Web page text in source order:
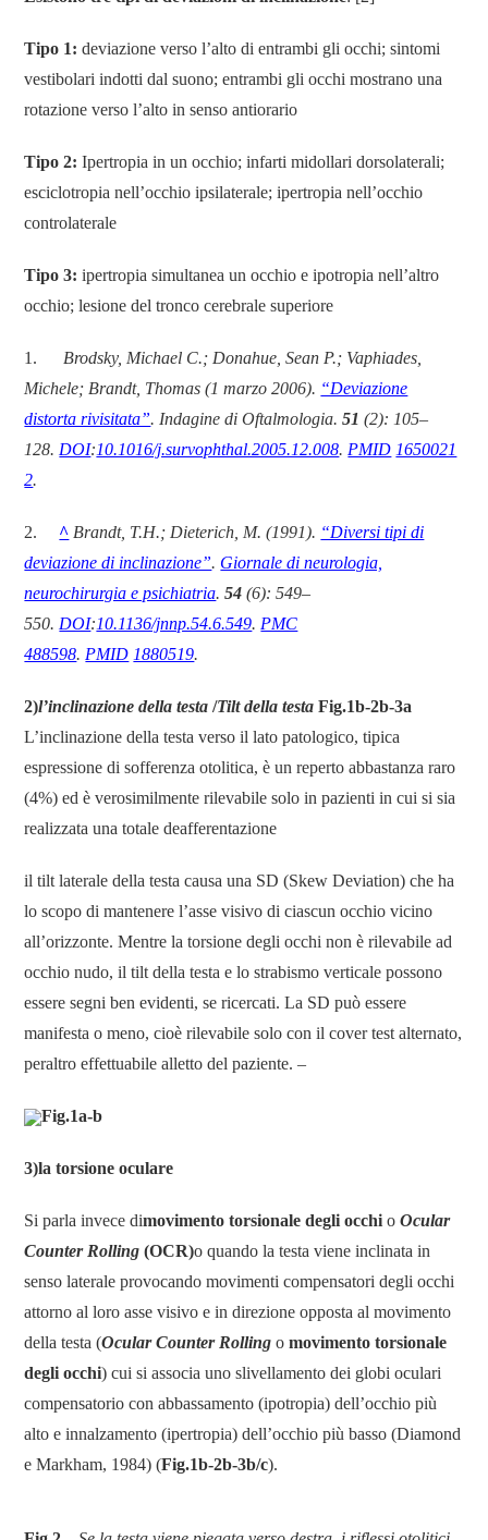
Tipo 1: deviazione verso l’alto di entrambi gli occhi; sintomi
vestibolari indotti dal suono; entrambi gli occhi mostrano una
rotazione verso l’alto in senso antiorario
Tipo 2: Ipertropia in un occhio; infarti midollari dorsolaterali;
esciclotropia nell’occhio ipsilaterale; ipertropia nell’occhio
controlaterale
Tipo 3: ipertropia simultanea un occhio e ipotropia nell’altro
occhio; lesione del tronco cerebrale superiore
1. Brodsky, Michael C.; Donahue, Sean P.; Vaphiades,
Michele; Brandt, Thomas (1 marzo 2006). “Deviazione
distorta rivisitata”. Indagine di Oftalmologia.51 (2): 105–
128. DOI:10.1016/j.survophthal.2005.12.008. PMID 1650021
2.
2. ^ Brandt, T.H.; Dieterich, M. (1991). “Diversi tipi di
deviazione di inclinazione”. Giornale di neurologia,
neurochirurgia e psichiatria.54 (6): 549–
550. DOI:10.1136/jnnp.54.6.549. PMC
488598. PMID 1880519.
2)l’inclinazione della testa /Tilt della testa Fig.1b-2b-3a
L’inclinazione della testa verso il lato patologico, tipica
espressione di sofferenza otolitica, è un reperto abbastanza raro
(4%) ed è verosimilmente rilevabile solo in pazienti in cui si sia
realizzata una totale deafferentazione
il tilt laterale della testa causa una SD (Skew Deviation) che ha
lo scopo di mantenere l’asse visivo di ciascun occhio vicino
all’orizzonte. Mentre la torsione degli occhi non è rilevabile ad
occhio nudo, il tilt della testa e lo strabismo verticale possono
essere segni ben evidenti, se ricercati. La SD può essere
manifesta o meno, cioè rilevabile solo con il cover test alternato,
peraltro effettuabile alletto del paziente. –
Fig.1a-b
3)la torsione oculare
Si parla invece dimovimento torsionale degli occhi oOcular
Counter Rolling (OCR)o quando la testa viene inclinata in
senso laterale provocando movimenti compensatori degli occhi
attorno al loro asse visivo e in direzione opposta al movimento
della testa (Ocular Counter Rolling omovimento torsionale
degli occhi) cui si associa uno slivellamento dei globi oculari
compensatorio con abbassamento (ipotropia) dell’occhio più
alto e innalzamento (ipertropia) dell’occhio più basso (Diamond
e Markham, 1984) (Fig.1b-2b-3b/c).